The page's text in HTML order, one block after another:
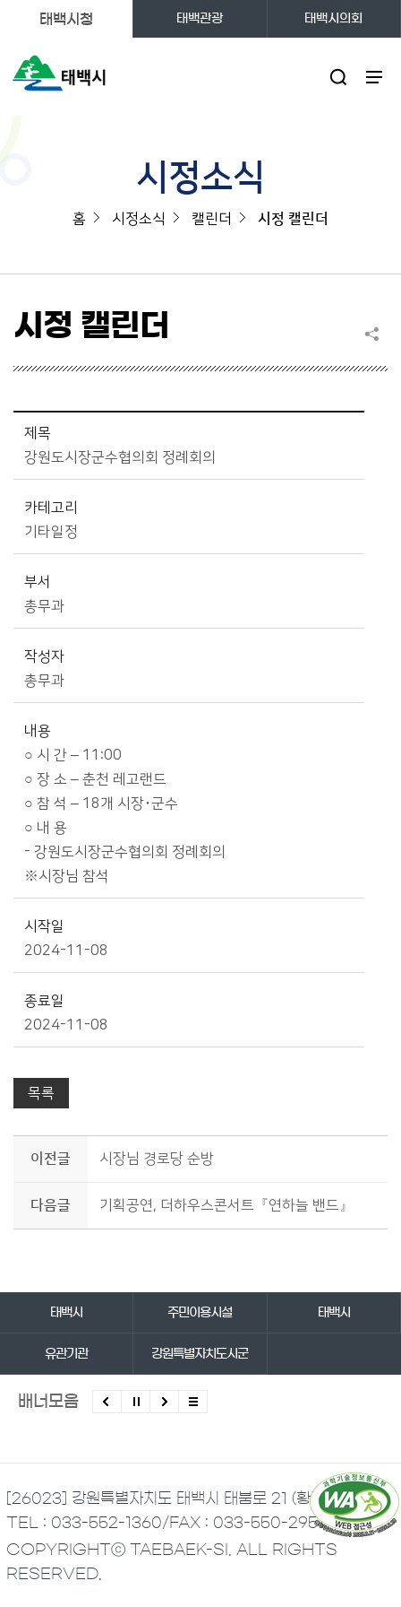
태백시청 태백관광 태백시의회
시정소식
홈 시정소식 캘린더 시정 캘린더
시정 캘린더
제목
강원도시장군수협의회 정례회의
카테고리
기타일정
부서
총무과
작성자
총무과
내용
○ 시 간 – 11:00
○ 장 소 – 춘천 레고랜드
○ 참 석 – 18개 시장･군수
○ 내 용
- 강원도시장군수협의회 정례회의
※시장님 참석
시작일
2024-11-08
종료일
2024-11-08
목록
이전글 시장님 경로당 순방
다음글 기획공연, 더하우스콘서트『연하늘 밴드』
태백시 주민이용시설 태백시
유관기관 강원특별자치도시군
배너모음
[26023] 강원특별자치도 태백시 태붐로 21 (황지동)
TEL : 033-552-1360/FAX : 033-550-2951
COPYRIGHTⓒ TAEBAEK-SI. ALL RIGHTS
RESERVED.